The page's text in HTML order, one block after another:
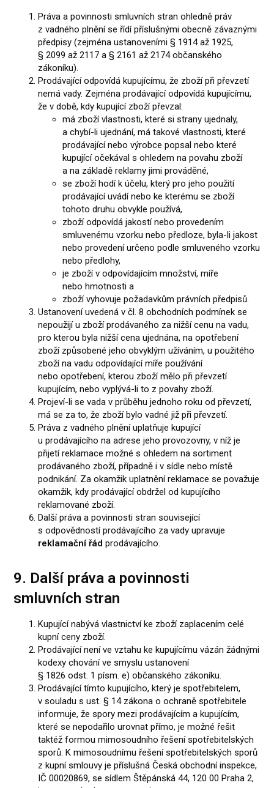
Práva a povinnosti smluvních stran ohledně práv
z vadného plnění se řídí příslušnými obecně závaznými
předpisy (zejména ustanoveními § 1914 až 1925,
§ 2099 až 2117 a § 2161 až 2174 občanského
zákoníku).
Prodávající odpovídá kupujícímu, že zboží při převzetí
nemá vady. Zejména prodávající odpovídá kupujícímu,
že v době, kdy kupující zboží převzal:
má zboží vlastnosti, které si strany ujednaly,
a chybí-li ujednání, má takové vlastnosti, které
prodávající nebo výrobce popsal nebo které
kupující očekával s ohledem na povahu zboží
a na základě reklamy jimi prováděné,
se zboží hodí k účelu, který pro jeho použití
prodávající uvádí nebo ke kterému se zboží
tohoto druhu obvykle používá,
zboží odpovídá jakostí nebo provedením
smluvenému vzorku nebo předloze, byla-li jakost
nebo provedení určeno podle smluveného vzorku
nebo předlohy,
je zboží v odpovídajícím množství, míře
nebo hmotnosti a
zboží vyhovuje požadavkům právních předpisů.
Ustanovení uvedená v čl. 8 obchodních podmínek se
nepoužijí u zboží prodávaného za nižší cenu na vadu,
pro kterou byla nižší cena ujednána, na opotřebení
zboží způsobené jeho obvyklým užíváním, u použitého
zboží na vadu odpovídající míře používání
nebo opotřebení, kterou zboží mělo při převzetí
kupujícím, nebo vyplývá-li to z povahy zboží.
Projeví-li se vada v průběhu jednoho roku od převzetí,
má se za to, že zboží bylo vadné již při převzetí.
Práva z vadného plnění uplatňuje kupující
u prodávajícího na adrese jeho provozovny, v níž je
přijetí reklamace možné s ohledem na sortiment
prodávaného zboží, případně i v sídle nebo místě
podnikání. Za okamžik uplatnění reklamace se považuje
okamžik, kdy prodávající obdržel od kupujícího
reklamované zboží.
Další práva a povinnosti stran související
s odpovědností prodávajícího za vady upravuje
reklamační řád prodávajícího.
9. Další práva a povinnosti
smluvních stran
Kupující nabývá vlastnictví ke zboží zaplacením celé
kupní ceny zboží.
Prodávající není ve vztahu ke kupujícímu vázán žádnými
kodexy chování ve smyslu ustanovení
§ 1826 odst. 1 písm. e) občanského zákoníku.
Prodávající tímto kupujícího, který je spotřebitelem,
v souladu s ust. § 14 zákona o ochraně spotřebitele
informuje, že spory mezi prodávajícím a kupujícím,
které se nepodařilo urovnat přímo, je možné řešit
taktéž formou mimosoudního řešení spotřebitelských
sporů. K mimosoudnímu řešení spotřebitelských sporů
z kupní smlouvy je příslušná Česká obchodní inspekce,
IČ 00020869, se sídlem Štěpánská 44, 120 00 Praha 2,